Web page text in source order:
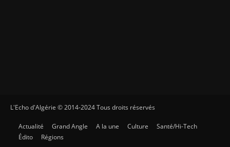
L'Echo d'Algérie © 2014-2024 Tous droits réservés
Actualité Grand Angle A la une Culture
Santé/Hi-Tech
Édito
Régions